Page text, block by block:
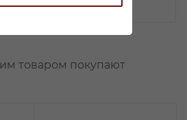
товаром покупают